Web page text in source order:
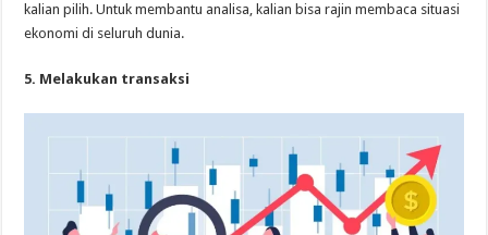
kalian pilih. Untuk membantu analisa, kalian bisa rajin membaca situasi
ekonomi di seluruh dunia.
5. Melakukan transaksi